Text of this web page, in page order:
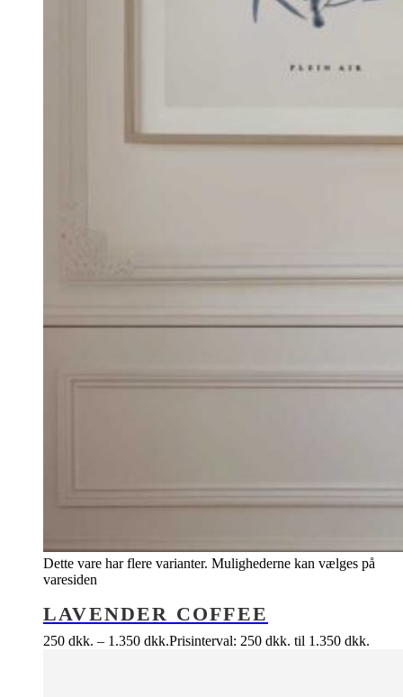
Dette vare har flere varianter. Mulighederne kan vælges på
varesiden
LAVENDER COFFEE
250 dkk. – 1.350 dkk.Prisinterval: 250 dkk. til 1.350 dkk.